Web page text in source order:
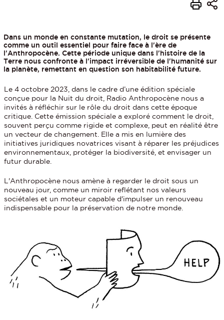
Dans un monde en constante mutation, le droit se présente
comme un outil essentiel pour faire face à l'ère de
l'Anthropocène. Cette période unique dans l'histoire de la
Terre nous confronte à l'impact irréversible de l'humanité sur
la planète, remettant en question son habitabilité future.
Le 4 octobre 2023, dans le cadre d’une édition spéciale
conçue pour la Nuit du droit, Radio Anthropocène nous a
invités à réfléchir sur le rôle du droit dans cette époque
critique. Cette émission spéciale a exploré comment le droit,
souvent perçu comme rigide et complexe, peut en réalité être
un vecteur de changement. Elle a mis en lumière des
initiatives juridiques novatrices visant à réparer les préjudices
environnementaux, protéger la biodiversité, et envisager un
futur durable.
L'Anthropocène nous amène à regarder le droit sous un
nouveau jour, comme un miroir reflétant nos valeurs
sociétales et un moteur capable d'impulser un renouveau
indispensable pour la préservation de notre monde.